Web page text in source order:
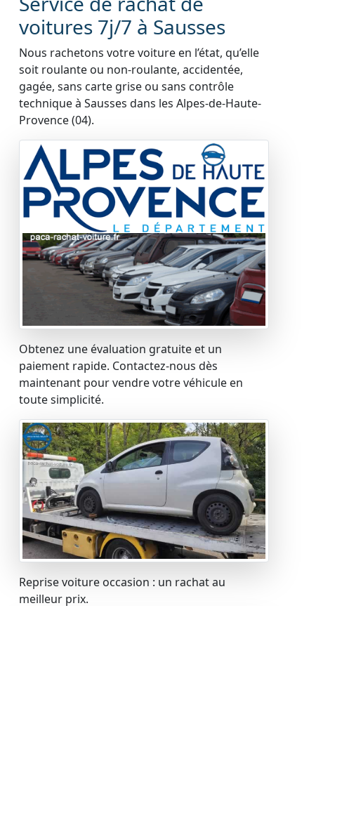
voitures 7j/7 à Sausses
Nous rachetons votre voiture en l’état, qu’elle
soit roulante ou non-roulante, accidentée,
gagée, sans carte grise ou sans contrôle
technique à Sausses dans les Alpes-de-Haute-
Provence (04).
Obtenez une évaluation gratuite et un
paiement rapide. Contactez-nous dès
maintenant pour vendre votre véhicule en
toute simplicité.
Reprise voiture occasion : un rachat au
meilleur prix.